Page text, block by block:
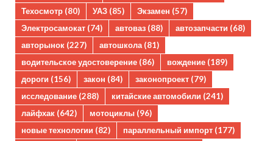
Техосмотр (80) УАЗ (85) Экзамен (57)
Электросамокат (74) автоваз (88) автозапчасти (68)
авторынок (227) автошкола(81)
водительское удостоверение (86) вождение (189)
дороги (156) закон (84) законопроект (79)
исследование (288) китайские автомобили (241)
лайфхак (642) мотоциклы (96)
новые технологии (82) параллельный импорт (177)